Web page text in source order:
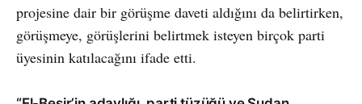
projesine dair bir görüşme daveti aldığını da belirtirken,
görüşmeye, görüşlerini belirtmek isteyen birçok parti
üyesinin katılacağını ifade etti.